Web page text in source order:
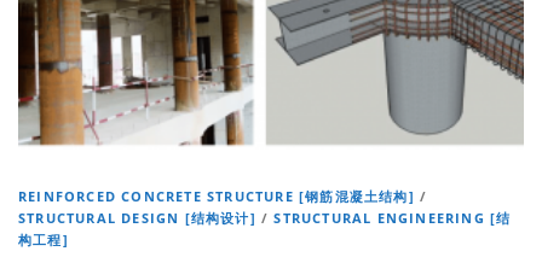
REINFORCED CONCRETE STRUCTURE [钢筋混凝土结构] /
STRUCTURAL DESIGN [结构设计] /STRUCTURAL ENGINEERING [结
构工程]